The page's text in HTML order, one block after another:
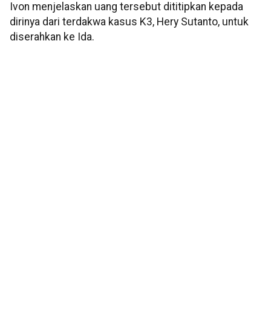
Ivon menjelaskan uang tersebut dititipkan kepada
dirinya dari terdakwa kasus K3, Hery Sutanto, untuk
diserahkan ke Ida.